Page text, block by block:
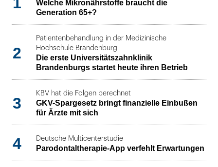
Welche Mikronährstoffe braucht die
Generation 65+?
2
Patientenbehandlung in der Medizinische
Hochschule Brandenburg
Die erste Universitätszahnklinik
Brandenburgs startet heute ihren Betrieb
3
KBV hat die Folgen berechnet
GKV-Spargesetz bringt finanzielle Einbußen
für Ärzte mit sich
4 Deutsche Multicenterstudie
Parodontaltherapie-App verfehlt Erwartungen